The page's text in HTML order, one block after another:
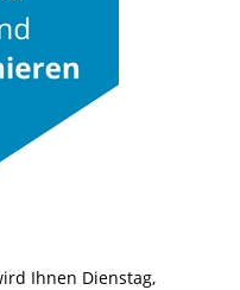
Ihnen Dienstag,